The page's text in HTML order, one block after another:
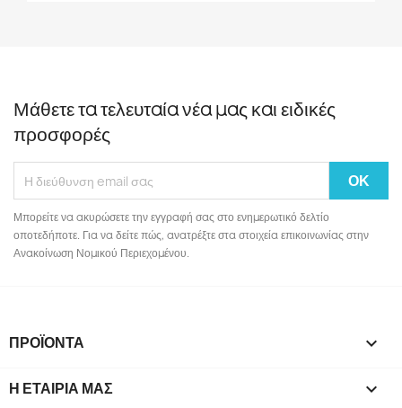
Μάθετε τα τελευταία νέα μας και ειδικές
προσφορές
Μπορείτε να ακυρώσετε την εγγραφή σας στο ενημερωτικό δελτίο
οποτεδήποτε. Για να δείτε πώς, ανατρέξτε στα στοιχεία επικοινωνίας στην
Ανακοίνωση Νομικού Περιεχομένου.
ΠΡΟΪΌΝΤΑ 
Η ΕΤΑΙΡΊΑ ΜΑΣ 